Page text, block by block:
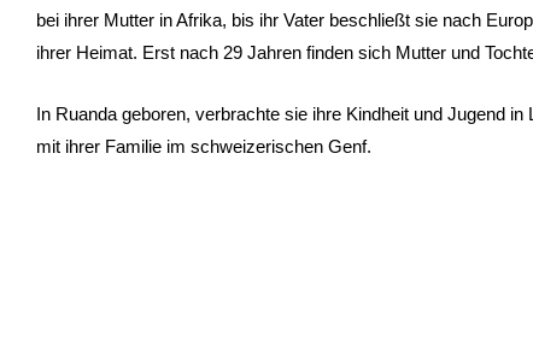
bei ihrer Mutter in Afrika, bis ihr Vater beschließt sie nach
ihrer Heimat. Erst nach 29 Jahren finden sich Mutter und
In Ruanda geboren, verbrachte sie ihre Kindheit und Jugend
mit ihrer Familie im schweizerischen Genf.